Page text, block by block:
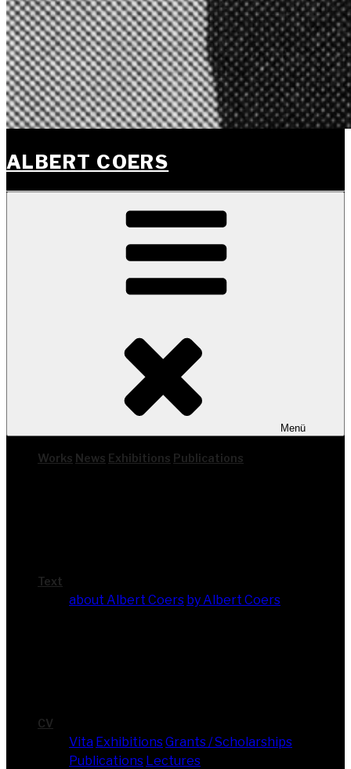
ALBERT COERS
Menü
Works News Exhi­bi­ti­ons Publi­ca­ti­ons
Text
about Albert Coers by Albert Coers
CV
Vita Exhi­bi­ti­onsGrants / Scholarships
Publi­ca­ti­ons Lec­tures